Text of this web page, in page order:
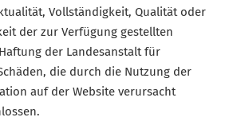
Vollständigkeit, Qualität oder
der zur Verfügung gestellten
der Landesanstalt für
die durch die Nutzung der
auf der Website verursacht